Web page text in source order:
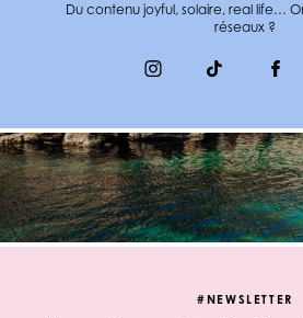
Du contenu joyful, solaire, real life…
réseaux ?
#NEWSLETTER